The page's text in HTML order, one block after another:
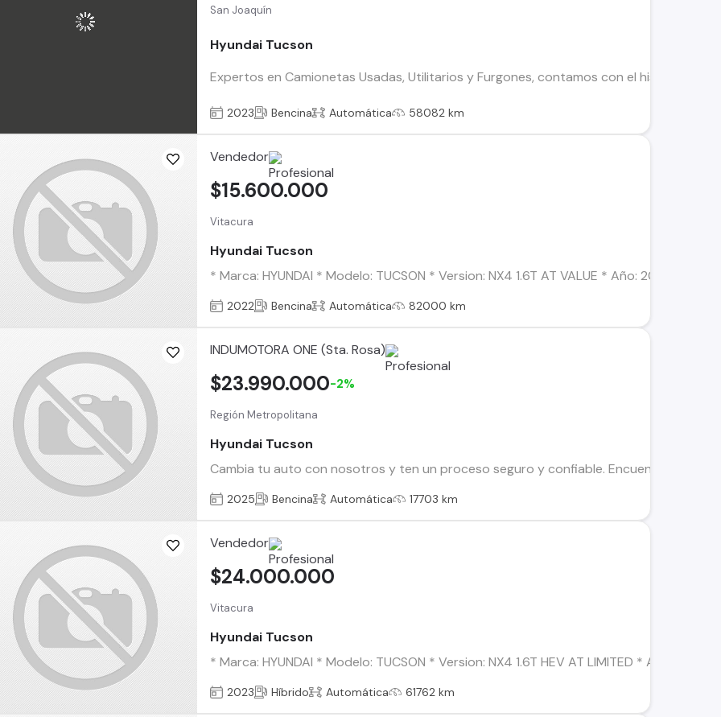
San Joaquín
Hyundai Tucson
Expertos en Camionetas Usadas, Utilitarios y Furgones, contamos con el historial de
2023 Bencina Automática 58082 km
Vendedor
Vitacura
Hyundai Tucson
* Marca: HYUNDAI * Modelo: TUCSON * Version: NX4 1.6T AT VALUE * Año: 2022 *
$15.600.000
2022 Bencina Automática 82000 km
INDUMOTORA ONE (Sta. Rosa)
Región Metropolitana
Hyundai Tucson
Cambia tu auto con nosotros y ten un proceso seguro y confiable. Encuentra el ideal
$23.990.000-2%
2025 Bencina Automática 17703 km
Vendedor
Vitacura
Hyundai Tucson
* Marca: HYUNDAI * Modelo: TUCSON * Version: NX4 1.6T HEV AT LIMITED * Año:
$24.000.000
2023 Híbrido Automática 61762 km